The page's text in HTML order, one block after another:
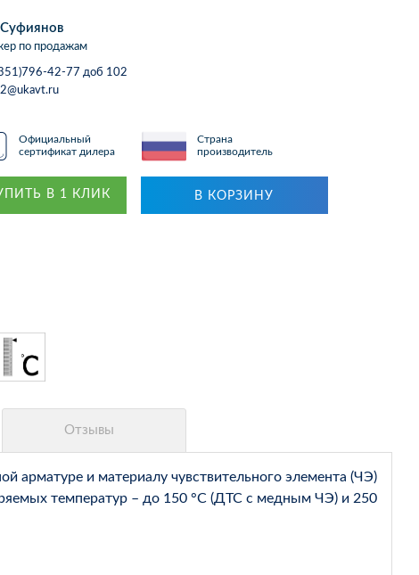
по продажам
42-77 доб 102
Официальный
сертификат дилера
Страна
производитель
В 1 КЛИК В КОРЗИНУ
арматуре и материалу чувствительного элемента (ЧЭ)
температур – до 150 °С (ДТС с медным ЧЭ) и 250